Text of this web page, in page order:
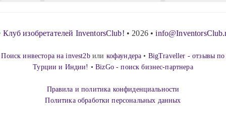
Клуб изобретателей InventorsClub! • 2026 •
Поиск инвестора на invest2bили кофаундера • BigTraveller - отзывы по
Турции и Индии! •BizGo - поиск бизнес-партнера
Правила и политика конфиденциальности
Политика обработки персональных данных